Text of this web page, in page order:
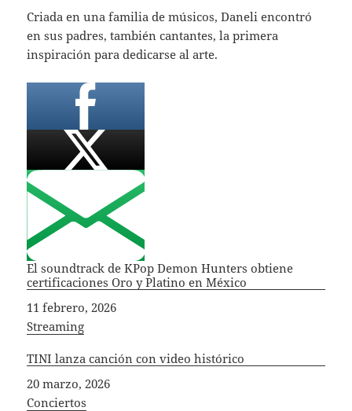
Criada en una familia de músicos, Daneli encontró
en sus padres, también cantantes, la primera
inspiración para dedicarse al arte.
El soundtrack de KPop Demon Hunters obtiene
certificaciones Oro y Platino en México
Fecha
11 febrero, 2026
In relation to
Streaming
TINI lanza canción con video histórico
Fecha
20 marzo, 2026
In relation to
Conciertos